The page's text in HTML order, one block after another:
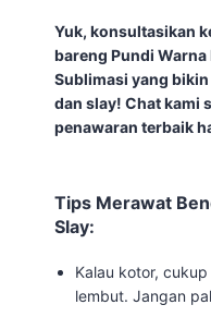
Yuk, konsultasikan
bareng Pundi
Sublimasi yang
dan slay! Chat kami
penawaran terbaik
Tips Merawat
Slay:
Kalau kotor,
lembut. Jangan